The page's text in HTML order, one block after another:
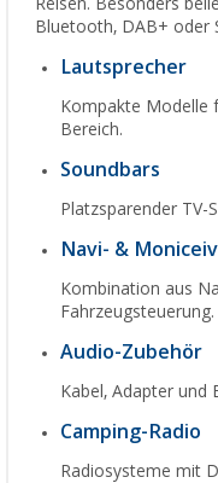
Reisen. Besonders
Bluetooth, DAB+ oder
Lautsprecher
Kompakte Modelle
Bereich.
Soundbars
Platzsparender TV-
Navi- &
Kombination aus
Fahrzeugsteuerung.
Audio-Zubehör
Kabel, Adapter und
Camping-Radio
Radiosysteme mit